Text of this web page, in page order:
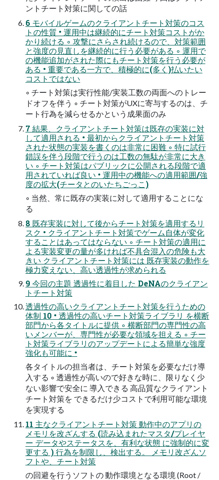
ントチート対策に関しての話
6 モバイルゲームのクライアントチート対策のコス
トの性質 • 運用中は継続的にチート対策コストがか
かり続ける ◦ 攻撃にさらされ続けるので、対策範囲
と強度の見直しを継続的に行う必要がある ◦ 運用で
の機能追加がされた際にもチート対策を行う必要が
ある • 重要である一方で、積極的に(多く)払いたい
コストではない
◦ チート対策は実行性能/実装工数の両面へのトレー
ドオフを伴う ◦ チート対策がUXに寄与するのは、チ
ート行為を減らせるかという成果面のみ
7 結果、クライアントチート対策は既存の実装に対
して適用される • 最初からクライアントチート対策
された状態の実装を書くのは非常に困難 ◦ 特に試行
錯誤を伴う段階で行うのは工数の無駄が非常に大き
い ◦ チート対策はパブリックに公開される段階で適
用されていれば良い • 運用中の機能への適用範囲/強
度の拡大(チータとのいたちごっこ)
◦ 当然、常に既存の実装に対して適用することにな
る
8 既存実装に対して後からチート対策を適用するリ
スク • クライアントチート対策でゲーム自体が変化
することはあってはならない ◦ チート対策の適用に
よる実装変更の量が多ければ不具合混入の危険も大
きい クライアントチート対策には 既存実装の動作を
極力変えない、高い透過性が求められる
9 今回の主題 透過性に着目した DeNAのクライアン
トチート対策
透過性の高いクライアントチート対策を行うための
体制 10 • 透過性の高いチート対策ライブラリ を横断
部門から各タイトルに提供 ◦ 横断部門の専門性の高
いメンバーが、専門性が必要な領域を担える ◦ チー
ト対策ライブラリのアップデートによる簡単な強度
強化も可能に •
各タイトルの担当者は、チート対策を必要なだけ導
入する ◦ 透過性が高いので好きな時に、限りなく少
ない影響で安全に 導入できる 高品質なクライアント
チート対策を できるだけ少コストで利用可能な環境
を実現する
11 主なクライアントチート対策 動作中のアプリの
メモリを改ざんする (読み込まれたマスタ/プレイヤ
ー データやステータスを、有利な状態 に強制的に変
更する ) 行為を制限し、検出する。 メモリ改ざんソ
フトや、チート対策
の回避を行うソフトの 動作環境となる環境 (Root /